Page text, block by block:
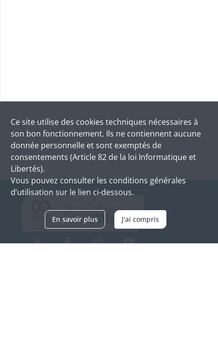
Ce site utilise des cookies techniques nécessaires à
son bon fonctionnement. Ils ne contiennent aucune
donnée personnelle et sont exemptés de
consentements (Article 82 de la loi Informatique et
Libertés).
Vous pouvez consulter les conditions générales
d’utilisation sur le lien ci-dessous.
En savoir plus J'ai compris